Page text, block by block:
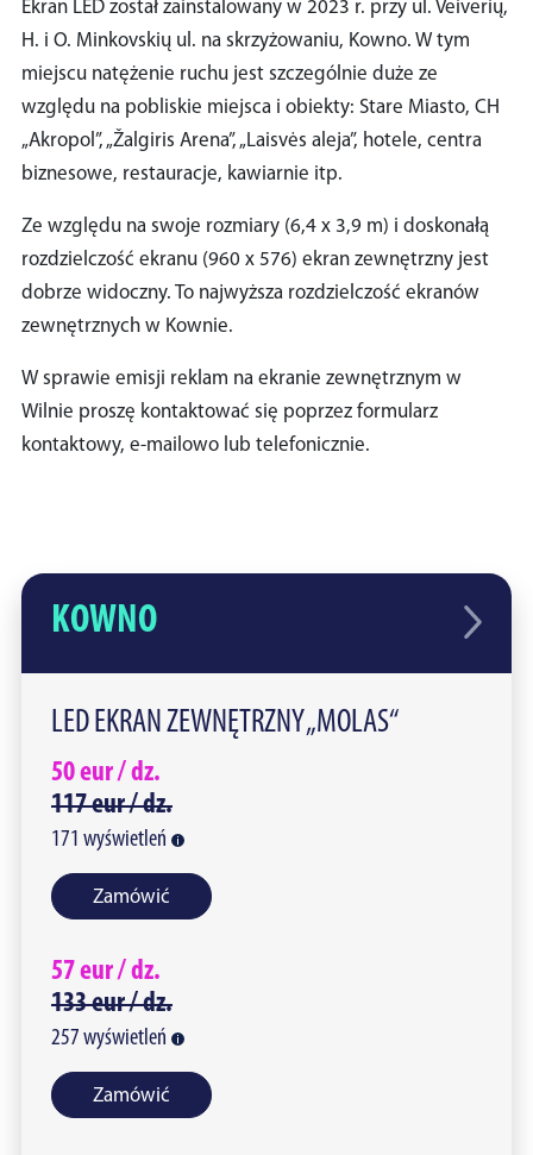
KOWNO
LED EKRAN ZEWNĘTRZNY „MOLAS“
50eur /dz.
117eur /dz.
171 wyświetleń
Zamówić
57eur /dz.
133eur /dz.
257 wyświetleń
Zamówić
Ekran LED został zainstalowany w 2023 r. przy ul. Veiverių,
H. i O. Minkovskių ul. na skrzyżowaniu, Kowno. W tym
miejscu natężenie ruchu jest szczególnie duże ze
względu na pobliskie miejsca i obiekty: Stare Miasto, CH
„Akropol”, „Žalgiris Arena”, „Laisvės aleja”, hotele, centra
biznesowe, restauracje, kawiarnie itp.
Ze względu na swoje rozmiary (6,4 x 3,9 m) i doskonałą
rozdzielczość ekranu (960 x 576) ekran zewnętrzny jest
dobrze widoczny. To najwyższa rozdzielczość ekranów
zewnętrznych w Kownie.
W sprawie emisji reklam na ekranie zewnętrznym w
Wilnie proszę kontaktować się poprzez formularz
kontaktowy, e-mailowo lub telefonicznie.